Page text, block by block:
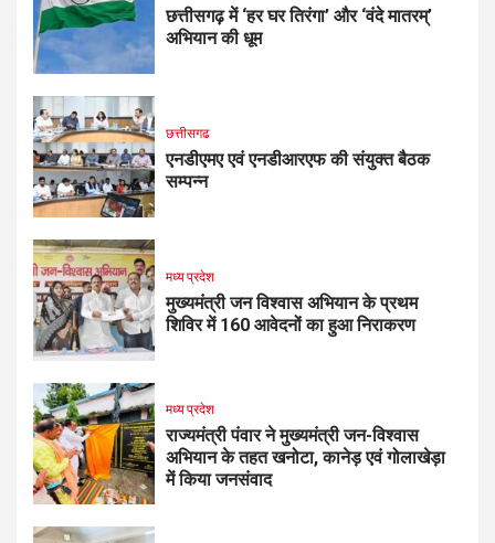
छत्तीसगढ़ में ‘हर घर तिरंगा’ और ‘वंदे मातरम्’
अभियान की धूम
छत्तीसगढ
एनडीएमए एवं एनडीआरएफ की संयुक्त बैठक
सम्पन्न
मध्य प्रदेश
मुख्यमंत्री जन विश्वास अभियान के प्रथम
शिविर में 160 आवेदनों का हुआ निराकरण
मध्य प्रदेश
राज्यमंत्री पंवार ने मुख्यमंत्री जन-विश्वास
अभियान के तहत खनोटा, कानेड़ एवं गोलाखेड़ा
में किया जनसंवाद